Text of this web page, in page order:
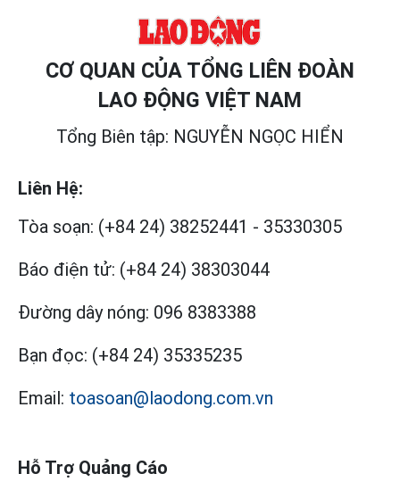
CƠ QUAN CỦA TỔNG LIÊN ĐOÀN
LAO ĐỘNG VIỆT NAM
Tổng Biên tập: NGUYỄN NGỌC HIỂN
Liên Hệ:
Tòa soạn: (+84 24) 38252441 - 35330305
Báo điện tử: (+84 24) 38303044
Đường dây nóng: 096 8383388
Bạn đọc: (+84 24) 35335235
Email: toasoan@laodong.com.vn
Hỗ Trợ Quảng Cáo